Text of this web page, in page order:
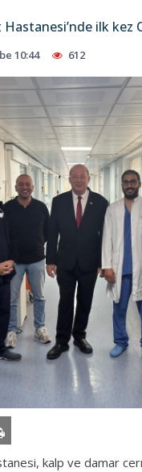
ilk kez
10:44 612
kalp ve damar